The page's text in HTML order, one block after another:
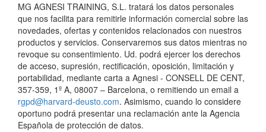
MG AGNESI TRAINING, S.L. tratará los datos personales
que nos facilita para remitirle información comercial sobre las
novedades, ofertas y contenidos relacionados con nuestros
productos y servicios. Conservaremos sus datos mientras no
revoque su consentimiento. Ud. podrá ejercer los derechos
de acceso, supresión, rectificación, oposición, limitación y
portabilidad, mediante carta a Agnesi - CONSELL DE CENT,
357-359, 1º A, 08007 – Barcelona, o remitiendo un email a
rgpd@harvard-deusto.com. Asimismo, cuando lo considere
oportuno podrá presentar una reclamación ante la Agencia
Española de protección de datos.